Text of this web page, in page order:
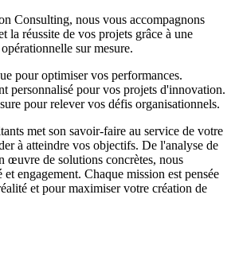
Consulting, nous vous accompagnons
la réussite de vos projets grâce à une
sur mesure.
pour optimiser vos performances.
personnalisé pour vos projets d'innovation.
pour relever vos défis organisationnels.
met son savoir-faire au service de votre
à atteindre vos objectifs. De l'analyse de
œuvre de solutions concrètes, nous
engagement. Chaque mission est pensée
et pour maximiser votre création de